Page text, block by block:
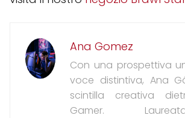
Ana Gomez
Con una prospettiva
voce distintiva, Ana
scintilla creativa
Gamer.